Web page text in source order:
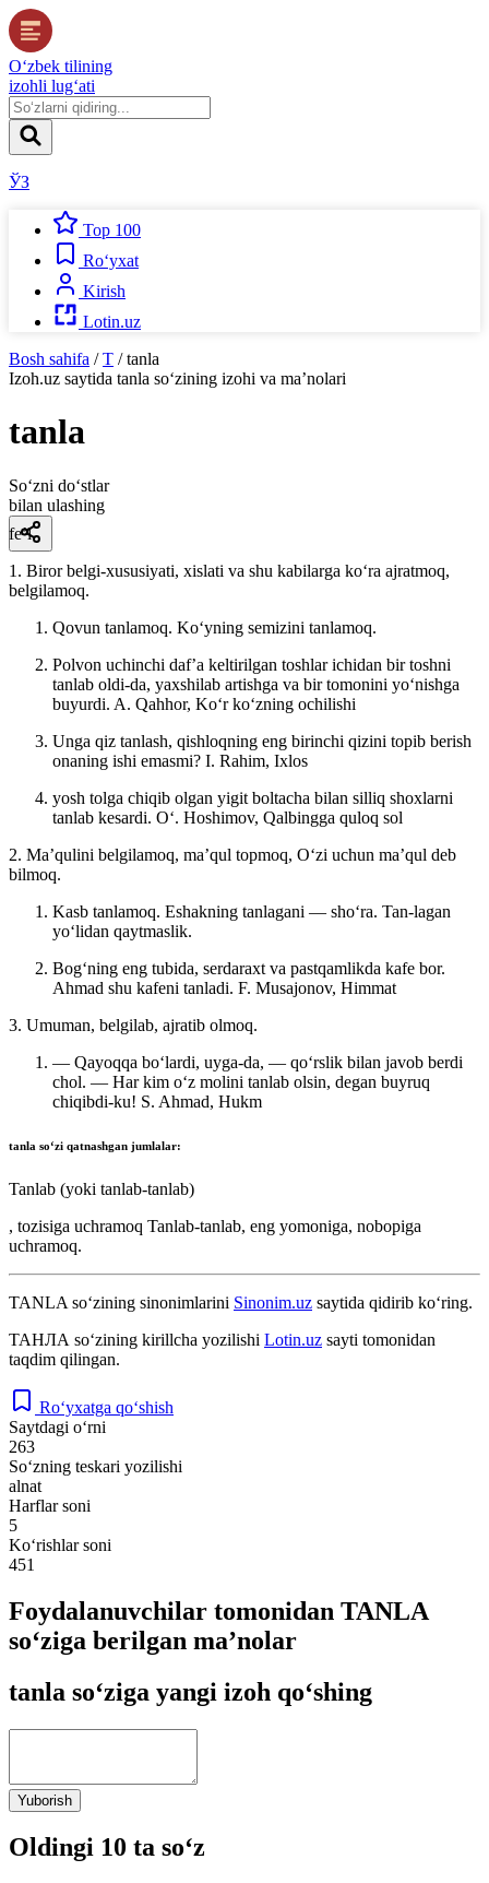
O‘zbek tilining
izohli lug‘ati
ЎЗ
Top 100
Ro‘yxat
Kirish
Lotin.uz
Bosh sahifa / T / tanla
Izoh.uz saytida tanla so‘zining izohi va ma’nolari
tanla
So‘zni do‘stlar
bilan ulashing
fe’l
1. Biror belgi-xususiyati, xislati va shu kabilarga koʻra ajratmoq,
belgilamoq.
Qovun tanlamoq. Koʻyning semizini tanlamoq.
Polvon uchinchi dafʼa keltirilgan toshlar ichidan bir toshni
tanlab oldi-da, yaxshilab artishga va bir tomonini yoʻnishga
buyurdi. A. Qahhor, Koʻr koʻzning ochilishi
Unga qiz tanlash, qishloqning eng birinchi qizini topib berish
onaning ishi emasmi? I. Rahim, Ixlos
yosh tolga chiqib olgan yigit boltacha bilan silliq shoxlarni
tanlab kesardi. Oʻ. Hoshimov, Qalbingga quloq sol
2. Maʼqulini belgilamoq, maʼqul topmoq, Oʻzi uchun maʼqul deb
bilmoq.
Kasb tanlamoq. Eshakning tanlagani — shoʻra. Tan-lagan
yoʻlidan qaytmaslik.
Bogʻning eng tubida, serdaraxt va pastqamlikda kafe bor.
Ahmad shu kafeni tanladi. F. Musajonov, Himmat
3. Umuman, belgilab, ajratib olmoq.
— Qayoqqa boʻlardi, uyga-da, — qoʻrslik bilan javob berdi
chol. — Har kim oʻz molini tanlab olsin, degan buyruq
chiqibdi-ku! S. Ahmad, Hukm
tanla soʻzi qatnashgan jumlalar:
Tanlab (yoki tanlab-tanlab)
, tozisiga uchramoq Tanlab-tanlab, eng yomoniga, nobopiga
uchramoq.
TANLA so‘zining sinonimlarini Sinonim.uz saytida qidirib ko‘ring.
ТАНЛА so‘zining kirillcha yozilishi Lotin.uz sayti tomonidan
taqdim qilingan.
Ro‘yxatga qo‘shish
Saytdagi o‘rni
263
So‘zning teskari yozilishi
alnat
Harflar soni
5
Ko‘rishlar soni
451
Foydalanuvchilar tomonidan TANLA
so‘ziga berilgan ma’nolar
tanla so‘ziga yangi izoh qo‘shing
Yuborish
Oldingi 10 ta so‘z